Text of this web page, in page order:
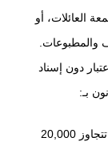
العائلات، أو
والمطبوعات.
دون إسناد
بـ:
الحبس لمدة تصل إلى سنة أو غرامة لا تتجاوز 20,000